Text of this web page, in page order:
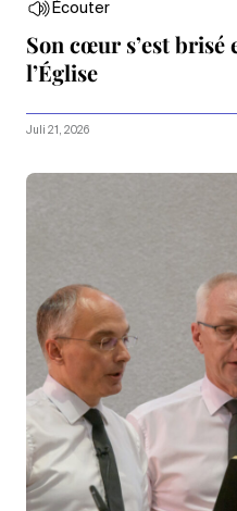
Écouter
Son cœur s’est brisé
l’Église
Juli 21, 2026